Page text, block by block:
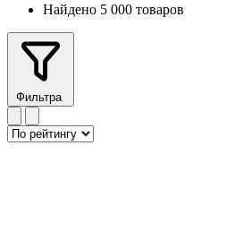
Найдено 5 000 товаров
Фильтра